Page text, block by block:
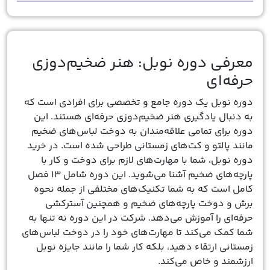
معرفی دوره نوبل: هنر ضخیم‌دوزی
حرفه‌ای
دوره نوبل یک دوره جامع و تخصصی برای افرادی است که
به دنبال یادگیری هنر ضخیم‌دوزی حرفه‌ای هستند. این
دوره برای تمامی علاقه‌مندان به دوخت لباس‌های ضخیم
مانند پالتو و کت‌های زمستانی طراحی شده است. در خرید
دوره نوبل، شما با مهارت‌های لازم برای دوخت و کار با
پارچه‌های ضخیم آشنا می‌شوید. این دوره شامل ۱۳ فصل
کامل است که به شما تکنیک‌های مختلفی از جمله نحوه
برش و دوخت پارچه‌های ضخیم و همچنین آسترکشی
حرفه‌ای را آموزش می‌دهد. شرکت در این دوره نه تنها به
شما کمک می‌کند تا مهارت‌های خود را در دوخت لباس‌های
زمستانی ارتقاء دهید، بلکه کار شما را مانند جایزه نوبل
ارزشمند و خاص می‌کند.